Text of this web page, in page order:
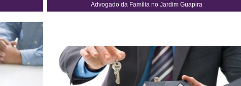
Advogado da Família no Jardim Guapira